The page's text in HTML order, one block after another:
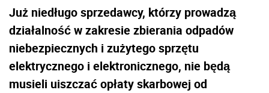
Już niedługo sprzedawcy, którzy prowadzą
działalność w zakresie zbierania odpadów
niebezpiecznych i zużytego sprzętu
elektrycznego i elektronicznego, nie będą
musieli uiszczać opłaty skarbowej od